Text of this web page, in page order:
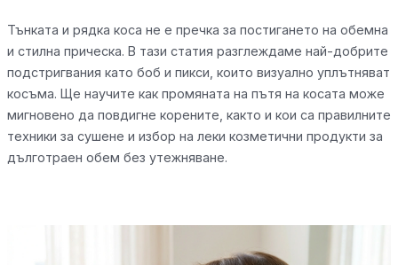
Тънката и рядка коса не е пречка за постигането на обемна
и стилна прическа. В тази статия разглеждаме най-добрите
подстригвания като боб и пикси, които визуално уплътняват
косъма. Ще научите как промяната на пътя на косата може
мигновено да повдигне корените, както и кои са правилните
техники за сушене и избор на леки козметични продукти за
дълготраен обем без утежняване.